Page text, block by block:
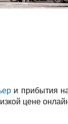
и прибытия
цене